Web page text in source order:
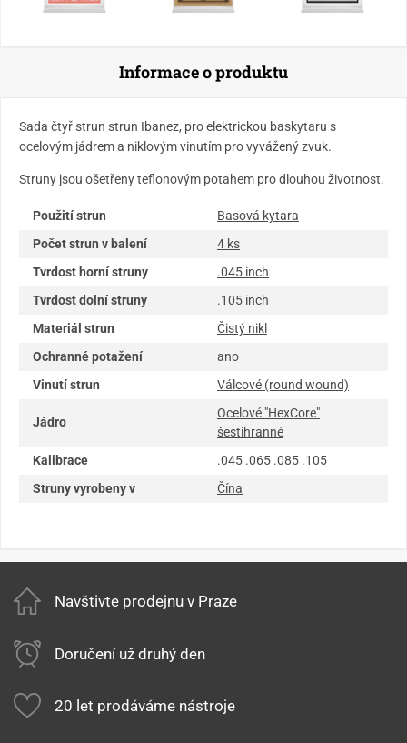
Informace o produktu
Sada čtyř strun strun Ibanez, pro elektrickou baskytaru s
ocelovým jádrem a niklovým vinutím pro vyvážený zvuk.
Struny jsou ošetřeny teflonovým potahem pro dlouhou životnost.
Použití strun
Basová kytara
Počet strun v balení
4 ks
Tvrdost horní struny
.045 inch
Tvrdost dolní struny
.105 inch
Materiál strun
Čistý nikl
Ochranné potažení
ano
Vinutí strun
Válcové (round wound)
Jádro
Ocelové "HexCore"
šestihranné
Kalibrace
.045 .065 .085 .105
Struny vyrobeny v
Čína
Navštivte prodejnu v Praze
Doručení už druhý den
20 let prodáváme nástroje